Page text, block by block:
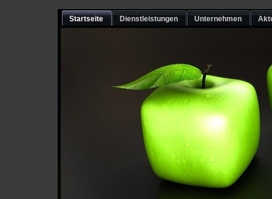
Startseite Dienstleistungen Unternehmen